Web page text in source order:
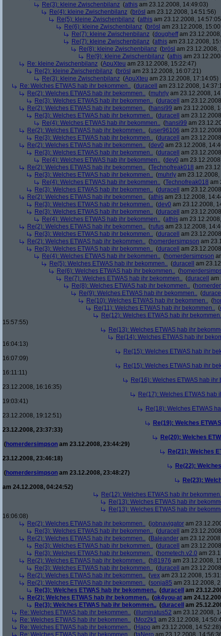
Re(3): kleine Zwischenbilanz (athis am 23.12.2008, 14:49:03)
Re(4): kleine Zwischenbilanz (brösl am 23.12.2008, 14:51:56)
Re(5): kleine Zwischenbilanz (athis am 23.12.2008,
Re(6): kleine Zwischenbilanz (brösl am 23.12.2008,
Re(7): kleine Zwischenbilanz (dougheffam
Re(7): kleine Zwischenbilanz (athis am 23.12.2008,
Re(8): kleine Zwischenbilanz (brösl am 23.12.2008,
Re(9): kleine Zwischenbilanz (athis am
Re: kleine Zwischenbilanz (ApuXteu am 23.12.2008, 15:22:47)
Re(2): kleine Zwischenbilanz (brösl am 23.12.2008, 16:07:21)
Re(3): kleine Zwischenbilanz (ApuXteu am 23.12.2008, 17:14:05)
Re: Welches ETWAS hab ihr bekommen.. (duracell
am 23.12.2008,
Re(2): Welches ETWAS hab ihr bekommen.. (muhrly am 23.12.2008,
Re(3): Welches ETWAS hab ihr bekommen.. (duracell
am
Re(2): Welches ETWAS hab ihr bekommen.. (hansi99 am 23.12.2008,
Re(3): Welches ETWAS hab ihr bekommen.. (duracell
am
Re(4): Welches ETWAS hab ihr bekommen.. (hansi99 am
Re(2): Welches ETWAS hab ihr bekommen.. (user96106 am
Re(3): Welches ETWAS hab ihr bekommen.. (duracell
am
Re(2): Welches ETWAS hab ihr bekommen.. (dev0 am 23.12.2008,
Re(3): Welches ETWAS hab ihr bekommen.. (duracell
am
Re(4): Welches ETWAS hab ihr bekommen.. (dev0 am
Re(2): Welches ETWAS hab ihr bekommen.. (Technofreak018 am
Re(3): Welches ETWAS hab ihr bekommen.. (muhrly am
Re(4): Welches ETWAS hab ihr bekommen.. (Technofreak018 am
Re(3): Welches ETWAS hab ihr bekommen.. (duracell
am
Re(2): Welches ETWAS hab ihr bekommen.. (athis am 23.12.2008,
Re(3): Welches ETWAS hab ihr bekommen.. (dev0 am 23.12.2008,
Re(3): Welches ETWAS hab ihr bekommen.. (duracell
am
Re(4): Welches ETWAS hab ihr bekommen.. (athis am
Re(2): Welches ETWAS hab ihr bekommen.. (rufus am 23.12.2008,
Re(3): Welches ETWAS hab ihr bekommen.. (duracell
am
Re(2): Welches ETWAS hab ihr bekommen.. (homerdersimpson am
Re(3): Welches ETWAS hab ihr bekommen.. (duracell
am
Re(4): Welches ETWAS hab ihr bekommen.. (homerdersimpson
Re(5): Welches ETWAS hab ihr bekommen.. (duracell
am
Re(6): Welches ETWAS hab ihr bekommen.. (
Re(7): Welches ETWAS hab ihr bekommen.. (duracell
am
Re(8): Welches ETWAS hab ihr bekommen.. (
Re(9): Welches ETWAS hab ihr bekommen.. (
Re(10): Welches ETWAS hab ihr bekommen.. (
Re(11): Welches ETWAS hab ihr bekommen.. (
Re(12): Welches ETWAS hab ihr
15:57:55)
Re(13): Welches ETWAS hab ihr
Re(14): Welches ETWAS hab ihr
16:04:13)
Re(15): Welches ETWAS hab ihr
16:07:09)
Re(15): Welches ETWAS hab ihr
16:11:11)
Re(16): Welches ETWAS hab ihr
23.12.2008, 16:16:35)
Re(17): Welches ETWAS hab
19:03:41)
Re(18): Welches ETWAS
23.12.2008, 19:12:51)
Re(19): Welches
23.12.2008, 23:37:33)
Re(20): Welches
(homerdersimpson am 23.12.2008, 23:44:29)
Re(21): Welches
23.12.2008, 23:46:18)
Re(22):
(homerdersimpson am 23.12.2008, 23:48:27)
Re(23):
am 24.12.2008, 04:24:52)
Re(12): Welches ETWAS hab ihr
Re(13): Welches ETWAS hab ihr
Re(13): Welches ETWAS hab ihr
16:06:08)
Re(2): Welches ETWAS hab ihr bekommen.. (jobnavigator am
Re(3): Welches ETWAS hab ihr bekommen.. (duracell
am
Re(2): Welches ETWAS hab ihr bekommen.. (Baleander am
Re(3): Welches ETWAS hab ihr bekommen.. (duracell
am
Re(3): Welches ETWAS hab ihr bekommen.. (hometech.v2.0 am
Re(2): Welches ETWAS hab ihr bekommen.. (h81976 am 23.12.2008,
Re(3): Welches ETWAS hab ihr bekommen.. (duracell
am
Re(2): Welches ETWAS hab ihr bekommen.. (vex am 23.12.2008,
Re(2): Welches ETWAS hab ihr bekommen.. (sonja85 am 23.12.2008,
Re(3): Welches ETWAS hab ihr bekommen.. (duracell
am
Re(2): Welches ETWAS hab ihr bekommen.. (ok4you-at am
Re(3): Welches ETWAS hab ihr bekommen.. (duracell
am
Re: Welches ETWAS hab ihr bekommen.. (illuminatus52 am 23.12.2008,
Re: Welches ETWAS hab ihr bekommen.. (Moz2k1 am 23.12.2008,
Re: Welches ETWAS hab ihr bekommen.. (Hapo am 23.12.2008, 14:52:28)
Re: Welches ETWAS hab ihr bekommen..
(taNero am 23.12.2008,